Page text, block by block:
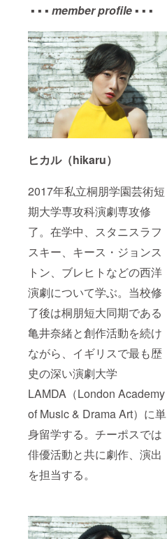
▪ ▪ ▪ member profile▪ ▪ ▪
ヒカル（hikaru）
2017年私立桐朋学園芸術短
期大学専攻科演劇専攻修
了。在学中、スタニスラフ
スキー、キース・ジョンス
トン、ブレヒトなどの西洋
演劇について学ぶ。当校修
了後は桐朋短大同期である
亀井奈緒と創作活動を続け
ながら、イギリスで最も歴
史の深い演劇大学
LAMDA（London Academy
of Music & Drama Art）に単
身留学する。チーポスでは
俳優活動と共に劇作、演出
を担当する。